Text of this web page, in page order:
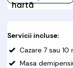
hartă
Servicii incluse:
Cazare 7 sau
Masa